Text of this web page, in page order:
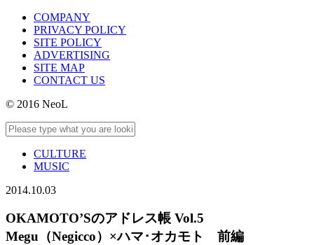
COMPANY
PRIVACY POLICY
SITE POLICY
ADVERTISING
SITE MAP
CONTACT US
© 2016 NeoL
CULTURE
MUSIC
2014.10.03
OKAMOTO’Sのアドレス帳 Vol.5
Megu（Negicco）×ハマ･オカモト 前編